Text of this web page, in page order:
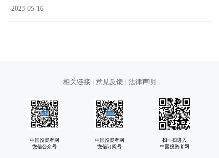
2023-05-16
相关链接 意见反馈 法律声明
中国投资者网
微信公众号
中国投资者网
微信订阅号
扫一扫进入
中国投资者网